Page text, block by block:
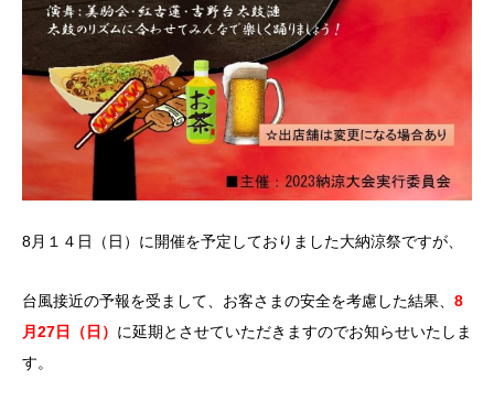
8月１４日（日）に開催を予定しておりました大納涼祭ですが、
台風接近の予報を受まして、お客さまの安全を考慮した結果、 8
月 27日（日） に延期とさせていただきますのでお知らせいたしま
す。